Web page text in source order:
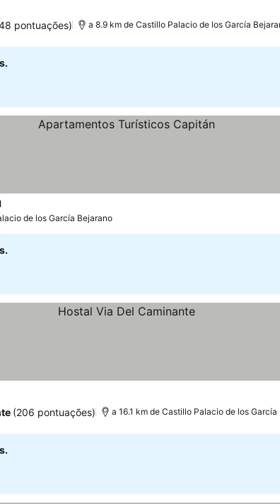
pontuações) a 8.9 km de Castillo Palacio de los García
de los García Bejarano
(206 pontuações) a 16.1 km de Castillo Palacio de los García